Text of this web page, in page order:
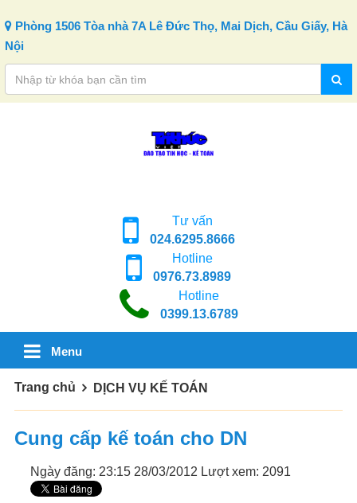
Phòng 1506 Tòa nhà 7A Lê Đức Thọ, Mai Dịch, Cầu Giấy, Hà
Nội
Tư vấn
024.6295.8666
Hotline
0976.73.8989
Hotline
0399.13.6789
Menu
Trang chủ DỊCH VỤ KẾ TOÁN
Cung cấp kế toán cho DN
Ngày đăng: 23:15 28/03/2012 Lượt xem: 2091